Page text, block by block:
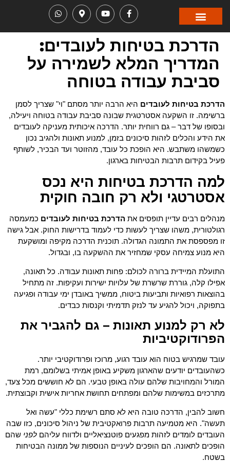
הדרכת בטיחות לעובדים:
המדריך המלא לשמירה על
סביבת עבודה בטוחה
הדרכת בטיחות לעובדים היא הרבה יותר מסתם "וי" שצריך לסמן
ברשימה. זו השקעה אסטרטגית שבונה סביבת עבודה בטוחה ויעילה,
ובסופו של דבר – גם רווחית יותר. הדרכה איכותית מעניקה לעובדים
את הידע והכלים לזהות סיכונים בזמן, למנוע תאונות ולהגיב נכון
כשמשהו משתבש. היא הופכת כל עובד, מהזוטר ועד הבכיר, לשותף
פעיל בקידום תרבות הבטיחות בארגון.
למה הדרכת בטיחות היא נכס
אסטרטגי ולא רק חובה חוקית
מנהלים רבים עדיין תופסים את הדרכת בטיחות לעובדים כמעמסה
רגולטורית, משהו שצריך לעשות כדי לעמוד בדרישות החוק. אבל גישה
זו מפספסת את התמונה הגדולה. תוכנית הדרכה מקיפה ומושקעת
היא מנוע צמיחה עסקי שמחזיר את ההשקעה בו, ובגדול.
התועלת המיידית ברורה לכולם: פחות תאונות עבודה. כל תאונה,
אפילו קלה, גוררת שרשרת של עלויות ישירות ועקיפות. זה מתחיל
בהוצאות רפואיות ותביעות ביטוח, ממשיך באובדן ימי עבודה ופגיעה
בתפוקה, ויכול להגיע עד לנזק תדמיתי וקנסות כבדים.
לא רק למנוע תאונות – גם להגביר את
הפרודוקטיביות
עובד שמרגיש בטוח הוא עובד רגוע, מרוכז ופרודוקטיבי יותר.
כשהעובדים יודעים שהארגון משקיע באופן אמיתי בשלומם, רמת
המורל והמחויבות שלהם עולה באופן טבעי. הם לא חוששים מכל צעד,
מתרכזים במשימות שלהם ומפתחים תחושת אחריות אישית וקבוצתית.
חשוב להבין, הדרכה טובה היא לא סתם רשימת כללי "עשה ואל
תעשה". היא מטמיעה תרבות פרואקטיבית של ניהול סיכונים, כזו שבה
העובדים לומדים לזהות מפגעים פוטנציאליים ולדווח עליהם לפני שהם
הופכים לתאונה. הם הופכים לעיניים הנוספות של ממונה הבטיחות
בשטח.